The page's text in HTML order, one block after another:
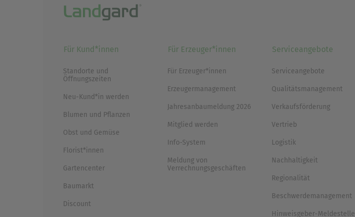
Für Kund*innen
Standorte und
Öffnungszeiten
Neu-Kund*in werden
Blumen und Pflanzen
Obst und Gemüse
Florist*innen
Gartencenter
Baumarkt
Discount
Für Erzeuger*innen
Für Erzeuger*innen
Erzeugermanagement
Jahresanbaumeldung 2026
Mitglied werden
Info-System
Meldung von
Verrechnungsgeschäften
Serviceangebote
Serviceangebote
Qualitätsmanagement
Verkaufsförderung
Vertrieb
Logistik
Nachhaltigkeit
Regionalität
Beschwerdemanagement
Hinweisgeber-Meldestelle